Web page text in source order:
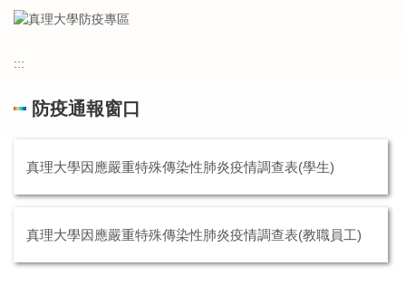
:::
防疫通報窗口
真理大學因應嚴重特殊傳染性肺炎疫情調查表(學生)
真理大學因應嚴重特殊傳染性肺炎疫情調查表(教職員工)